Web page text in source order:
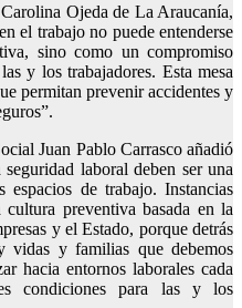
Ojeda de La Araucanía,
el trabajo no puede entenderse
sino como un compromiso
y los trabajadores. Esta mesa
permitan prevenir accidentes y
Juan Pablo Carrasco añadió
laboral deben ser una
espacios de trabajo. Instancias
preventiva basada en la
y el Estado, porque detrás
vidas y familias que debemos
hacia entornos laborales cada
condiciones para las y los